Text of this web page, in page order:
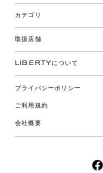
パスワード再設定
ショッピングバッグ
お問い合わせ
よくあるご質問
ご利用ガイド
カテゴリ
コレクション
ファブリックス
バッグ
スカーフ
ウェア
ライフスタイル
スペシャル
取扱店舗
リバティ・ファブリックス
LIBERTYについて
プライバシーポリシー
ご利用規約
会社概要